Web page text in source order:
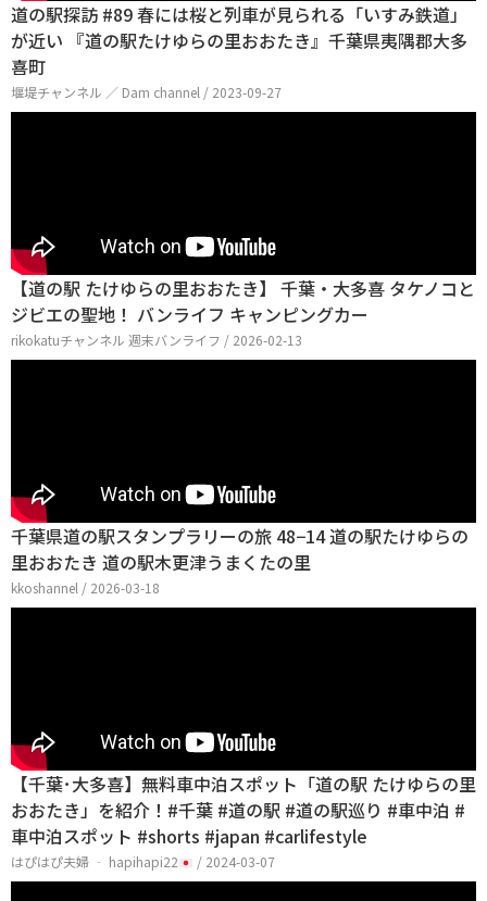
道の駅探訪 #89 春には桜と列車が見られる「いすみ鉄道」
が近い 『道の駅たけゆらの里おおたき』千葉県夷隅郡大多
喜町
堰堤チャンネル ／ Dam channel / 2023-09-27
【道の駅 たけゆらの里おおたき】 千葉・大多喜 タケノコと
ジビエの聖地！ バンライフ キャンピングカー
rikokatuチャンネル 週末バンライフ / 2026-02-13
千葉県道の駅スタンプラリーの旅 48−14 道の駅たけゆらの
里おおたき 道の駅木更津うまくたの里
kkoshannel / 2026-03-18
【千葉･大多喜】無料車中泊スポット「道の駅 たけゆらの里
おおたき」を紹介！#千葉 #道の駅 #道の駅巡り #車中泊 #
車中泊スポット #shorts #japan #carlifestyle
はぴはぴ夫婦 ‐ hapihapi22 / 2024-03-07